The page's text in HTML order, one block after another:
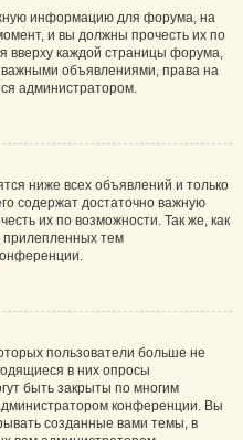
информацию для форума, на
и вы должны прочесть их по
вверху каждой страницы форума,
важными объявлениями, права на
администратором.
ниже всех объявлений и только
содержат достаточно важную
их по возможности. Так же, как
прилепленных тем
пользователи больше не
в них опросы
быть закрыты по многим
конференции. Вы
созданные вами темы, в